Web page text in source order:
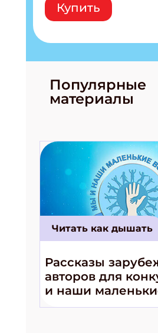
Купить
Популярные
материалы
Читать как дышать
Рассказы
авторов для
и наши
волшебники!»